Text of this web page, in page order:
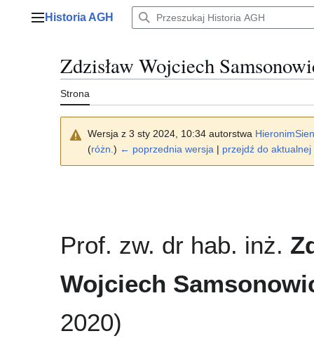
Menu główne
Historia AGH
Zdzisław Wojciech
Strona
Wersja z 3 sty 2024, 10:34 autorstwa
(różn. ) ← poprzednia wersja | przejdź do aktualnej
Prof. zw. dr hab. inż.
Wojciech
2020)